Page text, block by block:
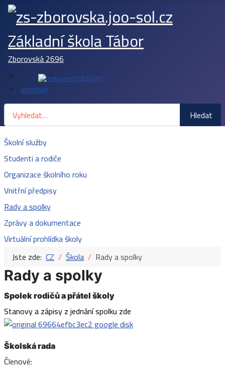
Základní škola Tábor
Zborovská 2696
Instagram
sitemap
Hledat
Hledat
Školní služby
Studenti a rodiče
Organizace školního roku
Vnitřní předpisy
Rady a spolky
Zprávy a dokumentace
Virtuální prohlídka školy
Jste zde: CZ Škola Rady a spolky
Rady a spolky
Spolek rodičů a přátel školy
Stanovy azápisyz jednání spolku zde
Školská rada
Členové: